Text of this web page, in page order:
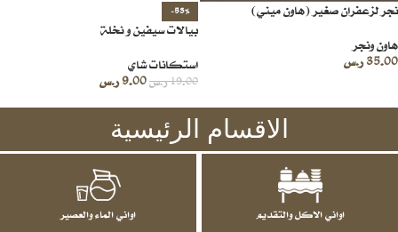
نجر لزعفران صغير (هاون ميني)
هاون ونجر
35.00ر.س
-53%
بيالات سيفين و نخلة
استكانات شاي
19.00ر.س9.00ر.س
الاقسام الرئيسية
اواني الاكل والتقديم اواني الماء والعصير